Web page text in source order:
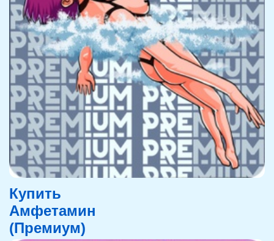
Купить
Амфетамин
(Премиум)